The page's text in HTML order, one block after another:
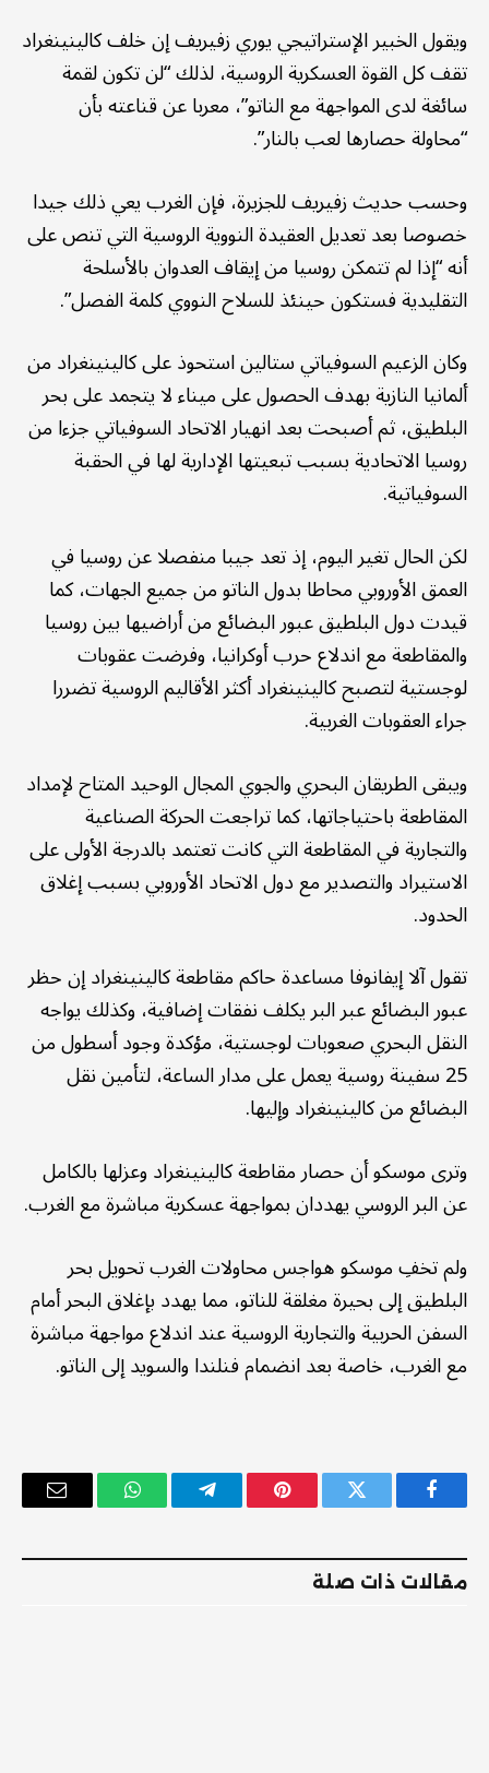
ويقول الخبير الإستراتيجي يوري زفيريف إن خلف كالينينغراد
تقف كل القوة العسكرية الروسية، لذلك “لن تكون لقمة
سائغة لدى المواجهة مع الناتو”، معربا عن قناعته بأن
“محاولة حصارها لعب بالنار”.
وحسب حديث زفيريف للجزيرة، فإن الغرب يعي ذلك جيدا
خصوصا بعد تعديل العقيدة النووية الروسية التي تنص على
أنه “إذا لم تتمكن روسيا من إيقاف العدوان بالأسلحة
التقليدية فستكون حينئذ للسلاح النووي كلمة الفصل”.
وكان الزعيم السوفياتي ستالين استحوذ على كالينينغراد من
ألمانيا النازية بهدف الحصول على ميناء لا يتجمد على بحر
البلطيق، ثم أصبحت بعد انهيار الاتحاد السوفياتي جزءا من
روسيا الاتحادية بسبب تبعيتها الإدارية لها في الحقبة
السوفياتية.
لكن الحال تغير اليوم، إذ تعد جيبا منفصلا عن روسيا في
العمق الأوروبي محاطا بدول الناتو من جميع الجهات، كما
قيدت دول البلطيق عبور البضائع من أراضيها بين روسيا
والمقاطعة مع اندلاع حرب أوكرانيا، وفرضت عقوبات
لوجستية لتصبح كالينينغراد أكثر الأقاليم الروسية تضررا
جراء العقوبات الغربية.
ويبقى الطريقان البحري والجوي المجال الوحيد المتاح لإمداد
المقاطعة باحتياجاتها، كما تراجعت الحركة الصناعية
والتجارية في المقاطعة التي كانت تعتمد بالدرجة الأولى على
الاستيراد والتصدير مع دول الاتحاد الأوروبي بسبب إغلاق
الحدود.
تقول آلا إيفانوفا مساعدة حاكم مقاطعة كالينينغراد إن حظر
عبور البضائع عبر البر يكلف نفقات إضافية، وكذلك يواجه
النقل البحري صعوبات لوجستية، مؤكدة وجود أسطول من
25 سفينة روسية يعمل على مدار الساعة، لتأمين نقل
البضائع من كالينينغراد وإليها.
وترى موسكو أن حصار مقاطعة كالينينغراد وعزلها بالكامل
عن البر الروسي يهددان بمواجهة عسكرية مباشرة مع الغرب.
ولم تخفِ موسكو هواجس محاولات الغرب تحويل بحر
البلطيق إلى بحيرة مغلقة للناتو، مما يهدد بإغلاق البحر أمام
السفن الحربية والتجارية الروسية عند اندلاع مواجهة مباشرة
مع الغرب، خاصة بعد انضمام فنلندا والسويد إلى الناتو.
فيسبوك تويتر بينتيريستتيلقرام واتساب
البريد
مقالات ذات صلة